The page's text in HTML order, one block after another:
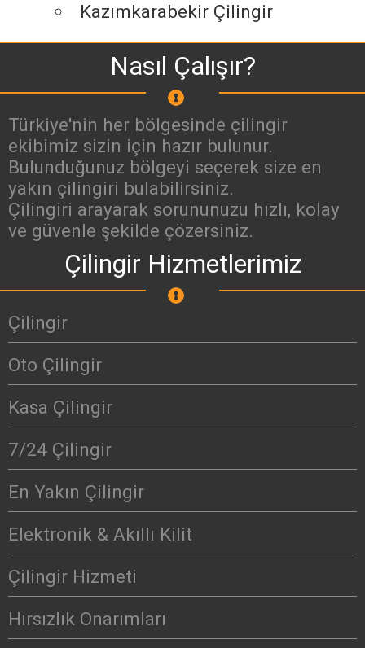
Kazımkarabekir Çilingir
Nasıl Çalışır?
Türkiye'nin her bölgesinde çilingir
ekibimiz sizin için hazır bulunur.
Bulunduğunuz bölgeyi seçerek size en
yakın çilingiri bulabilirsiniz.
Çilingiri arayarak sorununuzu hızlı, kolay
ve güvenle şekilde çözersiniz.
Çilingir Hizmetlerimiz
Çilingir
Oto Çilingir
Kasa Çilingir
7/24 Çilingir
En Yakın Çilingir
Elektronik & Akıllı Kilit
Çilingir Hizmeti
Hırsızlık Onarımları